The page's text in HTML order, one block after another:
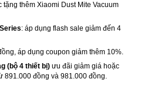
thêm Xiaomi Dust Mite Vacuum
: áp dụng flash sale giảm đến 4
áp dụng coupon giảm thêm 10%.
(bộ 4 thiết bị)ưu đãi giảm giá hoặc
đồng và 981.000 đồng.